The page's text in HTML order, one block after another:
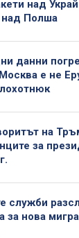
над
над Полша
данни
е не
на
за
служби
за нова